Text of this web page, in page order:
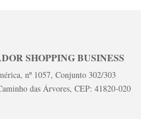
SHOPPING BUSINESS
nº 1057, Conjunto 302/303
das Árvores, CEP: 41820-020